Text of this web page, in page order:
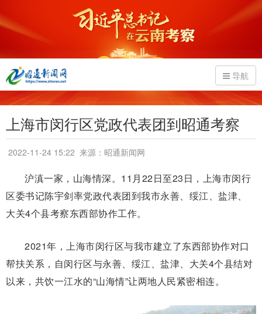
导航
上海市闵行区党政代表团到昭通考察
2022-11-24 15:22 来源：昭通新闻网
沪滇一家，山海情深。11月22日至23日，上海市闵行
区委书记陈宇剑率党政代表团到我市永善、绥江、盐津、
大关4个县考察东西部协作工作。
2021年，上海市闵行区与我市建立了东西部协作对口
帮扶关系，自闵行区与永善、绥江、盐津、大关4个县结对
以来，共饮一江水的“山海情”让两地人民紧密相连。